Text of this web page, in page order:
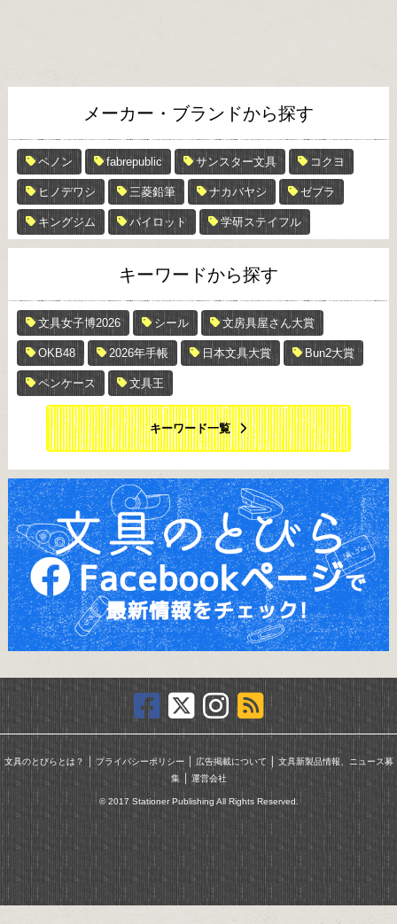
メーカー・ブランドから探す
ペノン fabrepublic サンスター文具 コクヨ
ヒノデワシ 三菱鉛筆 ナカバヤシ ゼブラ
キングジム パイロット 学研ステイフル
キーワードから探す
文具女子博2026 シール 文房具屋さん大賞
OKB48 2026年手帳 日本文具大賞 Bun2大賞
ペンケース 文具王
キーワード一覧
文具のとびらとは？ ｜ プライバシーポリシー｜ 広告掲載について ｜ 文具新製品情報、ニュース募
集｜ 運営会社
© 2017 Stationer Publishing All Rights Reserved.